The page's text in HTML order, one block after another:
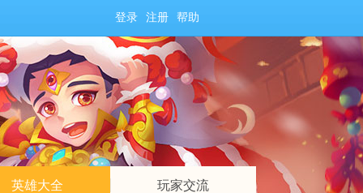
登录 注册 帮助
英雄大全 玩家交流